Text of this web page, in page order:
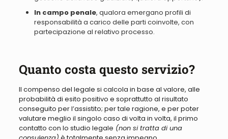
In campo penale, qualora emergano profili di
responsabilità a carico delle parti coinvolte, con
partecipazione al relativo processo.
Quanto costa questo servizio?
Il compenso del legale si calcola in base al valore, alle
probabilità di esito positivo e soprattutto al risultato
conseguito per l’assistito; per tale ragione, e per poter
valutare meglio il singolo caso di volta in volta, il primo
contatto con lo studio legale (non si tratta di una